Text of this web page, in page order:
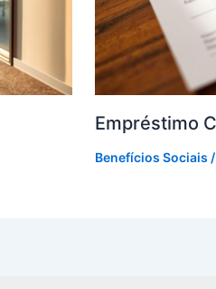
Empréstimo
Benefícios Sociais